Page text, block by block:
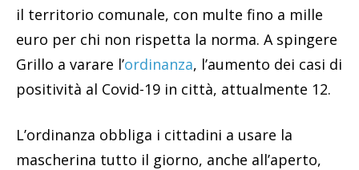
il territorio comunale, con multe fino a mille
euro per chi non rispetta la norma. A spingere
Grillo a varare l’ordinanza, l’aumento dei casi di
positività al Covid-19 in città, attualmente 12.
L’ordinanza obbliga i cittadini a usare la
mascherina tutto il giorno, anche all’aperto,